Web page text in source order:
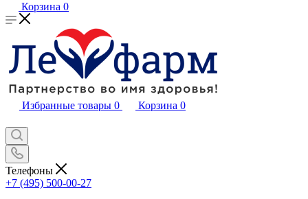
Корзина 0
Избранные товары 0 Корзина 0
Телефоны
+7 (495) 500-00-27